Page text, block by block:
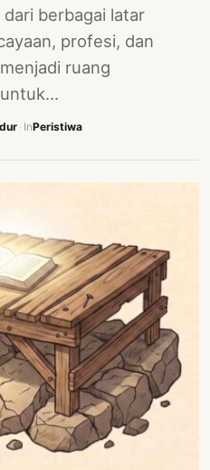
berbagai latar
profesi, dan
ruang
untuk…
InPeristiwa